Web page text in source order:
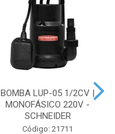
BOMBA LUP-05 1/2CV |
MONOFÁSICO 220V -
SCHNEIDER
Código: 21711